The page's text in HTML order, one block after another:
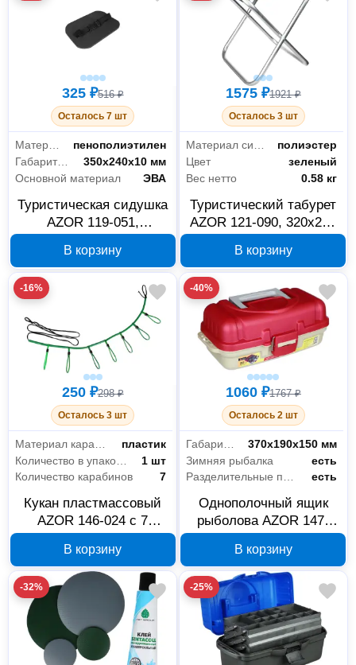
325 ₽516 ₽
Осталось 7 шт
пенополиэтилен
Габариты без упаковки
350x240x10 мм
Основной материал
ЭВА
Туристическая сидушка
AZOR 119-051,
В корзину
1575 ₽1921 ₽
Осталось 3 шт
полиэстер
Цвет
зеленый
Вес нетто
0.58 кг
Туристический табурет
AZOR 121-090, 320х290
В корзину
-16%
250 ₽298 ₽
Осталось 3 шт
пластик
1 шт
Количество карабинов
7
Кукан пластмассовый
AZOR 146-024 с 7
В корзину
-40%
1060 ₽1767 ₽
Осталось 2 шт
370х190х150 мм
Зимняя рыбалка
есть
Разделительные перегородки
есть
Однополочный ящик
рыболова AZOR 147-
красный
В корзину
-32% -25%